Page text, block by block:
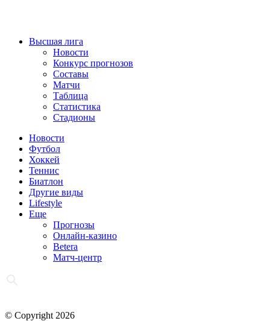
Высшая лига
Новости
Конкурс прогнозов
Составы
Матчи
Таблица
Статистика
Стадионы
Новости
Футбол
Хоккей
Теннис
Биатлон
Другие виды
Lifestyle
Еще
Прогнозы
Онлайн-казино
Betera
Матч-центр
© Copyright 2026